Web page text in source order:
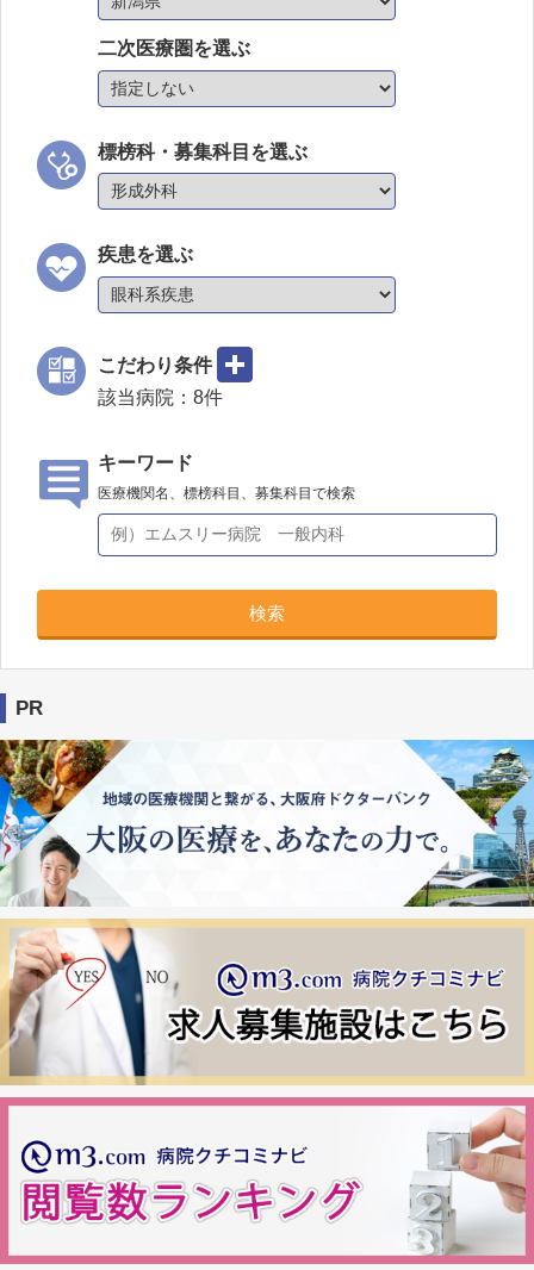
二次医療圏を選ぶ
標榜科・募集科目を選ぶ
疾患を選ぶ
こだわり条件
該当病院： 8件
キーワード
医療機関名、標榜科目、募集科目で検索
検索
PR